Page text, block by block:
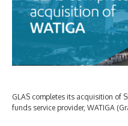
GLAS completes its acquisition of
funds service provider, WATIGA